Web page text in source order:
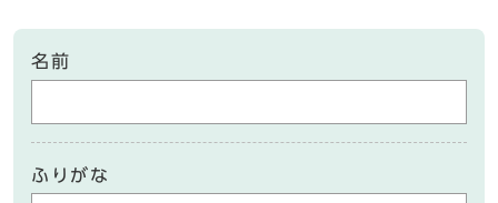
名前
ふりがな